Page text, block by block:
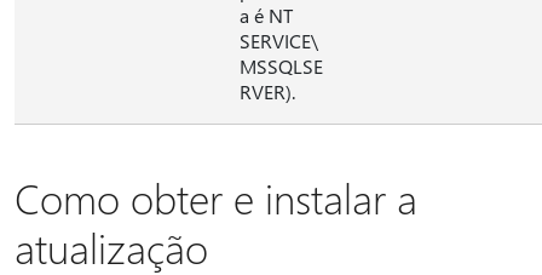
a é NT
SERVICE\
MSSQLSE
RVER).
Como obter e instalar a
atualização